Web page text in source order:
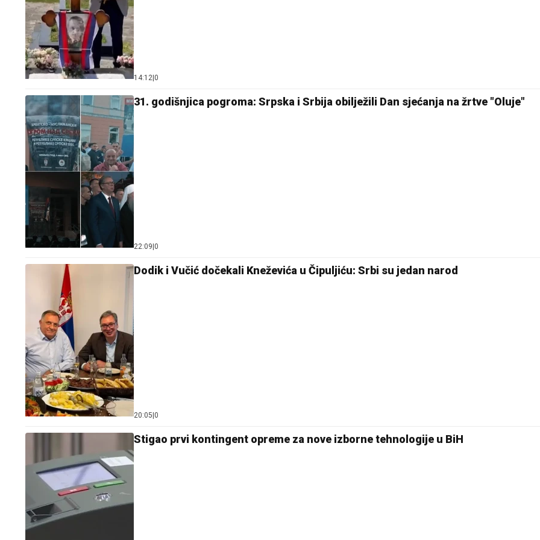
14:12 0
31. godišnjica pogroma: Srpska i Srbija obilježili Dan sjećanja na žrtve "Oluje"
22:09 0
Dodik i Vučić dočekali Kneževića u Čipuljiću: Srbi su jedan narod
20:05 0
Stigao prvi kontingent opreme za nove izborne tehnologije u BiH